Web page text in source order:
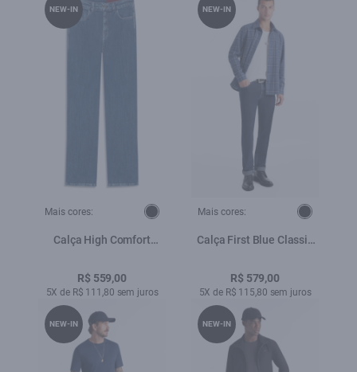
Mais cores:
Calça High Comfort
Lav.Medio Total
R$ 559,00
5X de R$ 111,80 sem juros
NEW-IN
Mais cores:
Calça First Blue Classic
R$ 579,00
5X de R$ 115,80 sem juros
NEW-IN
NEW-IN NEW-IN